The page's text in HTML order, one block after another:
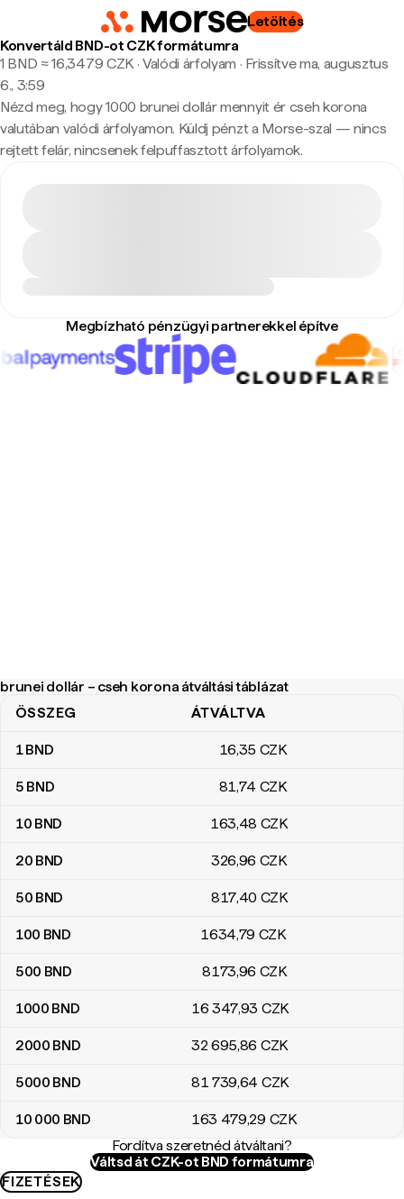
Letöltés
Konvertáld BND-ot CZK formátumra
1 BND ≈ 16,3479 CZK · Valódi árfolyam · Frissítve ma, augusztus
6., 3:59
Nézd meg, hogy 1000 brunei dollár mennyit ér cseh korona
valutában valódi árfolyamon. Küldj pénzt a Morse-szal — nincs
rejtett felár, nincsenek felpuffasztott árfolyamok.
Megbízható pénzügyi partnerekkel építve
brunei dollár – cseh korona átváltási táblázat
brunei dollár – cseh korona átváltási táblázat
ÖSSZEG ÁTVÁLTVA
1BND 16,35 CZK
5 BND 81,74 CZK
10 BND 163,48 CZK
20 BND 326,96 CZK
50 BND 817,40 CZK
100 BND 1634,79 CZK
500 BND 8173,96 CZK
1000 BND 16 347,93 CZK
2000 BND 32 695,86 CZK
5000 BND 81 739,64 CZK
10 000 BND 163 479,29 CZK
Fordítva szeretnéd átváltani?
Váltsd át CZK-ot BND formátumra
FIZETÉSEK